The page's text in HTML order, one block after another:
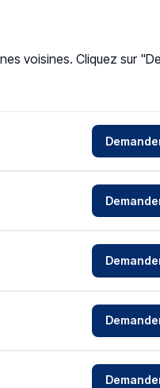
voisines. Cliquez sur